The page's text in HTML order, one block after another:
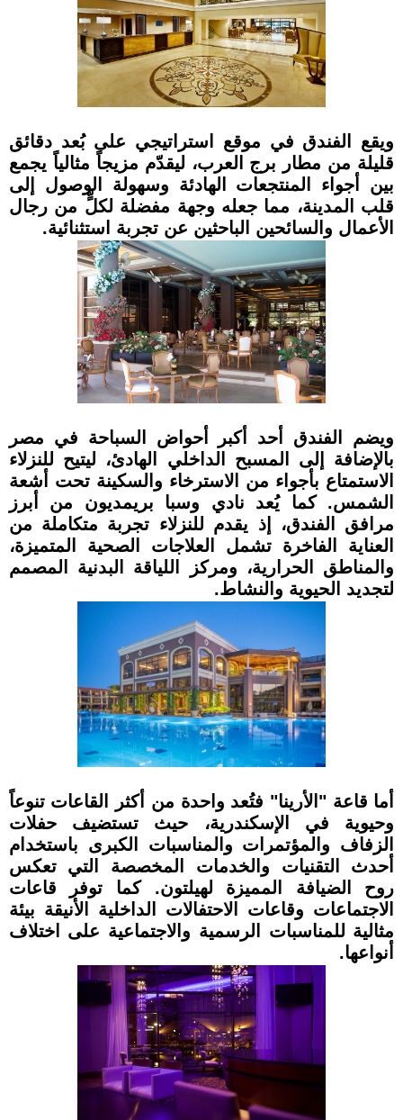
ويقع الفندق في موقع استراتيجي على بُعد دقائق
قليلة من مطار برج العرب، ليقدّم مزيجاً مثالياً يجمع
بين أجواء المنتجعات الهادئة وسهولة الوصول إلى
قلب المدينة، مما جعله وجهة مفضلة لكلٍّ من رجال
الأعمال والسائحين الباحثين عن تجربة استثنائية.
ويضم الفندق أحد أكبر أحواض السباحة في مصر
بالإضافة إلى المسبح الداخلي الهادئ، ليتيح للنزلاء
الاستمتاع بأجواء من الاسترخاء والسكينة تحت أشعة
الشمس. كما يُعد نادي وسبا بريمديون من أبرز
مرافق الفندق، إذ يقدم للنزلاء تجربة متكاملة من
العناية الفاخرة تشمل العلاجات الصحية المتميزة،
والمناطق الحرارية، ومركز اللياقة البدنية المصمم
لتجديد الحيوية والنشاط.
أما قاعة "الأرينا" فتُعد واحدة من أكثر القاعات تنوعاً
وحيوية في الإسكندرية، حيث تستضيف حفلات
الزفاف والمؤتمرات والمناسبات الكبرى باستخدام
أحدث التقنيات والخدمات المخصصة التي تعكس
روح الضيافة المميزة لهيلتون. كما توفر قاعات
الاجتماعات وقاعات الاحتفالات الداخلية الأنيقة بيئة
مثالية للمناسبات الرسمية والاجتماعية على اختلاف
أنواعها.